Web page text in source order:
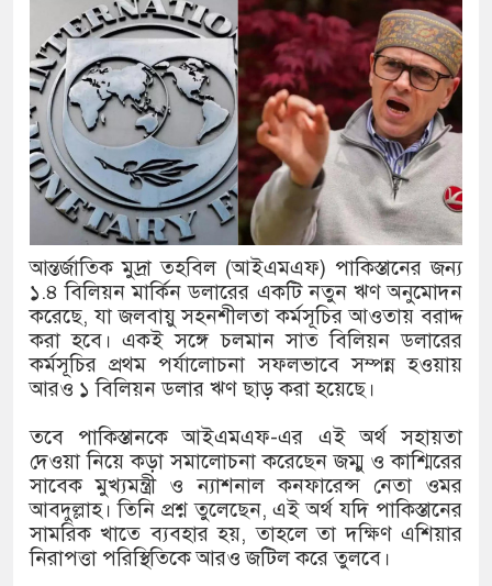
অত্যাচারের ছবি যেন আর তুলতে
আলাল
‘গুলশানের চামেলি’তে ভিন্ন
যৌনকর্মীর দালাল চরিত্রে
সারজিস-পাটোয়ারীসহ ১০ জনের
গুলশান থেকে সাবেক মন্ত্রী লতিফ
‘স্কুটি নাকি গোল্ড?’
এর ফ্রিডম ব্র্যান্ড, বাড়ল ক্যাম্পেইনের
সংবিধান অনুযায়ী যথাসময়ে
১৫২২ পুলিশ সদস্যকে চাকরিতে
খিলক্ষেত থানা বিএনপির যুগ্ম
দেশের ৬ অঞ্চলে ঝড়ের আভাস
সার্ককে আরও গতিশীল করতে চায়
আন্তর্জাতিক মুদ্রা তহবিল (আইএমএফ) পাকিস্তানের জন্য
১.৪ বিলিয়ন মার্কিন ডলারের একটি নতুন ঋণ অনুমোদন
করেছে, যা জলবায়ু সহনশীলতা কর্মসূচির আওতায় বরাদ্দ
করা হবে। একই সঙ্গে চলমান সাত বিলিয়ন ডলারের
কর্মসূচির প্রথম পর্যালোচনা সফলভাবে সম্পন্ন হওয়ায়
আরও ১ বিলিয়ন ডলার ঋণ ছাড় করা হয়েছে।
তবে পাকিস্তানকে আইএমএফ-এর এই অর্থ সহায়তা
দেওয়া নিয়ে কড়া সমালোচনা করেছেন জম্মু ও কাশ্মিরের
সাবেক মুখ্যমন্ত্রী ও ন্যাশনাল কনফারেন্স নেতা ওমর
আবদুল্লাহ। তিনি প্রশ্ন তুলেছেন, এই অর্থ যদি পাকিস্তানের
সামরিক খাতে ব্যবহার হয়, তাহলে তা দক্ষিণ এশিয়ার
নিরাপত্তা পরিস্থিতিকে আরও জটিল করে তুলবে।